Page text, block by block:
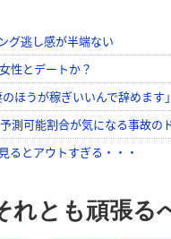
れとも頑張る